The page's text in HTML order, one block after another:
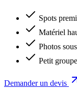
Spots
Matériel
Photos
Petit groupe
Demander un devis